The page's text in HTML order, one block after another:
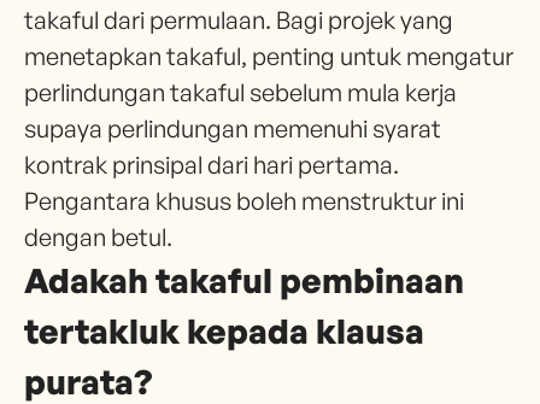
takaful dari permulaan. Bagi projek yang
menetapkan takaful, penting untuk mengatur
perlindungan takaful sebelum mula kerja
supaya perlindungan memenuhi syarat
kontrak prinsipal dari hari pertama.
Pengantara khusus boleh menstruktur ini
dengan betul.
Adakah takaful pembinaan
tertakluk kepada klausa
purata?